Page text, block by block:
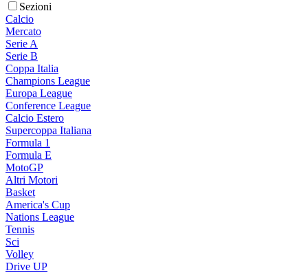
Sezioni
Calcio
Mercato
Serie A
Serie B
Coppa Italia
Champions League
Europa League
Conference League
Calcio Estero
Supercoppa Italiana
Formula 1
Formula E
MotoGP
Altri Motori
Basket
America's Cup
Nations League
Tennis
Sci
Volley
Drive UP